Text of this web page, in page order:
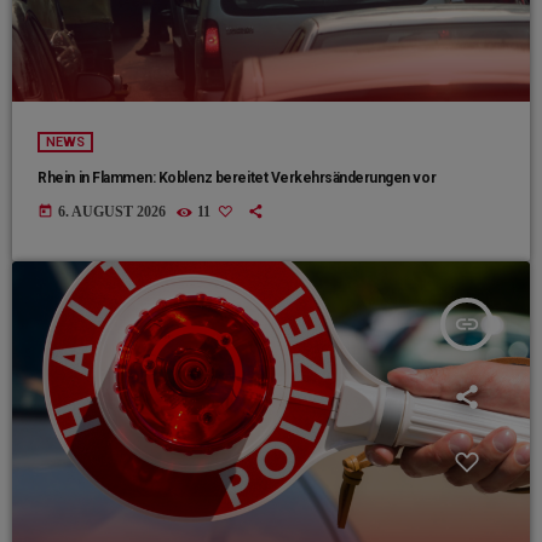
NEWS
Rhein in Flammen: Koblenz bereitet Verkehrsänderungen vor
today 6. AUGUST 2026 11
insert_link